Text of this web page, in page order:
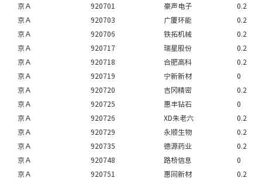
京Ａ
920701 豪声电子
0.2
京Ａ
920703 广厦环能
0.2
京Ａ
920706 铁拓机械
0.2
京Ａ
920717 瑞星股份
0.2
京Ａ
920718 合肥高科
0.2
京Ａ
920719 宁新新材
0
京Ａ
920720 吉冈精密
0.2
京Ａ
920725 惠丰钻石
0
京Ａ
920726 XD朱老六
0.2
京Ａ
920729 永顺生物
0.2
京Ａ
920735 德源药业
0.2
京Ａ
920748 路桥信息
0
京Ａ
920751 惠同新材
0.2